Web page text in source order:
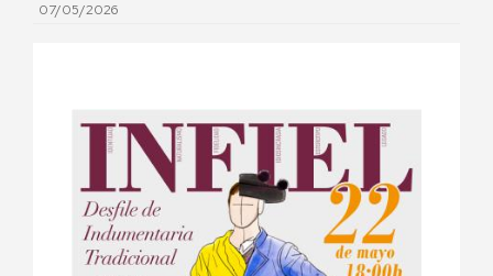
07/05/2026